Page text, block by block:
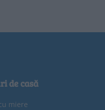
de casă
miere